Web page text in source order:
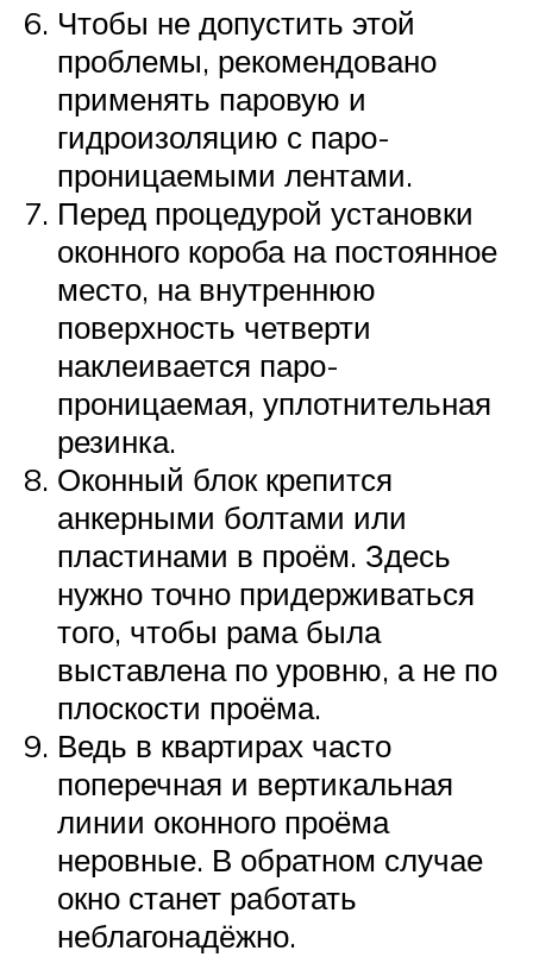
Чтобы не допустить этой
проблемы, рекомендовано
применять паровую и
гидроизоляцию с паро-
проницаемыми лентами.
Перед процедурой установки
оконного короба на постоянное
место, на внутреннюю
поверхность четверти
наклеивается паро-
проницаемая, уплотнительная
резинка.
Оконный блок крепится
анкерными болтами или
пластинами в проём. Здесь
нужно точно придерживаться
того, чтобы рама была
выставлена по уровню, а не по
плоскости проёма.
Ведь в квартирах часто
поперечная и вертикальная
линии оконного проёма
неровные. В обратном случае
окно станет работать
неблагонадёжно.